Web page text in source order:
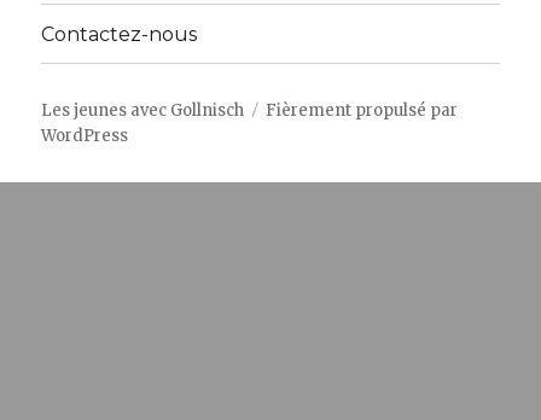
Contactez-nous
Les jeunes avec Gollnisch
Fièrement propulsé par
WordPress